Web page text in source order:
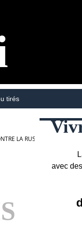
tirés
LA RUSSIE APRÈS
avec